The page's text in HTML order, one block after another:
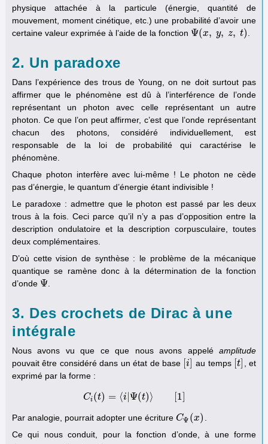
physique attachée à la particule (énergie, quantité de
mouvement, moment cinétique, etc.) une probabilité d’avoir une
certaine valeur exprimée à l’aide de la fonction Ψ(x, y, z, t)
Ψ(x, y z, t)
2. Un paradoxe
Dans l’expérience des trous de Young, on ne doit surtout pas
affirmer que le phénomène est dû à l’interférence de l’onde
représentant un photon avec celle représentant un autre
photon. Ce que l’on peut affirmer, c’est que l’onde représentant
chacun des photons, considéré individuellement, est
responsable de la loi de probabilité qui caractérise le
phénomène.
Chaque photon interfère avec lui-même ! Le photon ne cède
pas d’énergie, le quantum d’énergie étant indivisible !
Le paradoxe : admettre que le photon est passé par les deux
trous à la fois. Ceci parce qu’il n’y a pas d’opposition entre la
description ondulatoire et la description corpusculaire, toutes
deux complémentaires.
D’où cette vision de synthèse : le problème de la mécanique
quantique se ramène donc à la détermination de la fonction
d’onde Ψ
Ψ
3. Des crochets de Dirac à une
intégrale
Nous avons vu que ce que nous avons appelé amplitude
pouvait être considéré dans un état de base [i
i] au temps [t
t]
, et
exprimé par la forme :
Ci(t) = ⟨i Ψ(t)⟩ 1
Ci( )= i|Ψ(t) ⟩
Par analogie, pourrait adopter une écriture CΨ (x)
CΨ(x)
Ce qui nous conduit, pour la fonction d’onde, à une forme